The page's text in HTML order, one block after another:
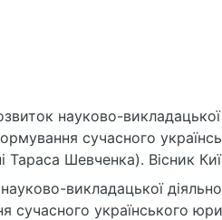
науково-викладацької
сучасного
Тараса Шевченка). Вісник
Юридичні науки, (3(118)),
22757
викладацької
українського